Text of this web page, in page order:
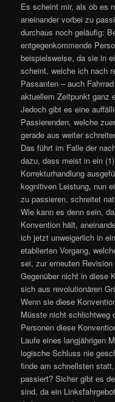
Es scheint mir, als ob es
aneinander vorbei zu
durchaus noch geläufig:
entgegenkommende
beispielsweise, da sie in
scheint, weiche ich nach
Passanten – auch
aktuellem Zeitpunkt ganz
Jedoch gibt es eine
Passierenden, welche
gerade aus weiter
Das führt im Falle der
dazu, dass meist in ein
Korrekturhandlung
kognitiven Leistung, nun
zu passieren, schreitet
Wie kann es denn sein,
Konvention hält,
ich jetzt unweigerlich in
etablierten Vorgang,
sei, zur erneuten
Gegenüber nicht in diese
sich aus revolutionären
Wenn sie diese
Müsste nicht schlichtweg
Personen diese
Laufe eines langjährigen
logische Schluss nie
finde am schnellsten
passiert? Sicher gibt es
sind, da ein